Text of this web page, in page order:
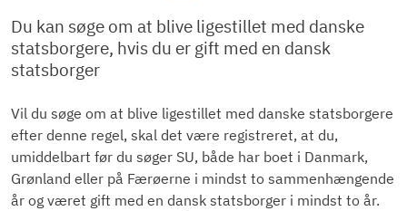
Du kan søge om at blive ligestillet med danske
statsborgere, hvis du er gift med en dansk
statsborger
Vil du søge om at blive ligestillet med danske statsborgere
efter denne regel, skal det være registreret, at du,
umiddelbart før du søger SU, både har boet i Danmark,
Grønland eller på Færøerne i mindst to sammenhængende
år og været gift med en dansk statsborger i mindst to år.